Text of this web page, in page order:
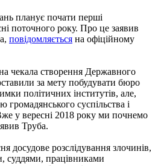
планує почати перші
поточного року. Про це заявив
повідомляється на офіційному
чекала створення Державного
за мету побудувати бюро
політичних інститутів, але,
громадянського суспільства і
у вересні 2018 року ми почнемо
Труба.
досудове розслідування злочинів,
суддями, працівниками